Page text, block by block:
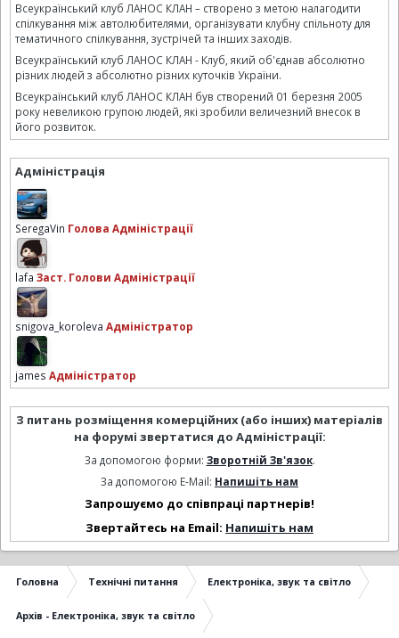
Всеукраїнський клуб ЛАНОС КЛАН – створено з метою налагодити
спілкування між автолюбителями, організувати клубну спільноту для
тематичного спілкування, зустрічей та інших заходів.
Всеукраїнський клуб ЛАНОС КЛАН - Клуб, який об'єднав абсолютно
різних людей з абсолютно різних куточків України.
Всеукраїнський клуб ЛАНОС КЛАН був створений 01 березня 2005
року невеликою групою людей, які зробили величезний внесок в
його розвиток.
Адміністрація
SeregaVin Голова Адміністрації
lafa Заст. Голови Адміністрації
snigova_koroleva Адміністратор
james Адміністратор
З питань розміщення комерційних (або інших) матеріалів
на форумі звертатися до Адміністрації:
За допомогою форми: Зворотній Зв'язок.
За допомогою E-Mail: Напишіть нам
Запрошуємо до співпраці партнерів!
Звертайтесь на Email: Напишіть нам
Головна Технічні питання Електроніка, звук та світло
Архів - Електроніка, звук та світло